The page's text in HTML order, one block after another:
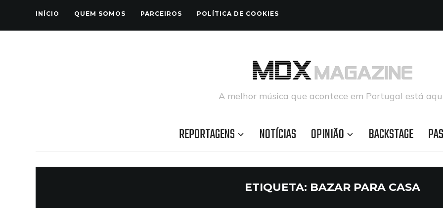
INÍCIO QUEM SOMOS PARCEIROS POLÍTICA DE COOKIES
A melhor música que acontece em Portugal está
REPORTAGENS NOTÍCIAS OPINIÃO BACKSTAGE
ETIQUETA: BAZAR PARA CASA